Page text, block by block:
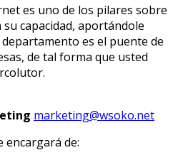
es uno de los pilares sobre
capacidad, aportándole
es el puente de
de tal forma que usted
marketing@wsoko.net
de: